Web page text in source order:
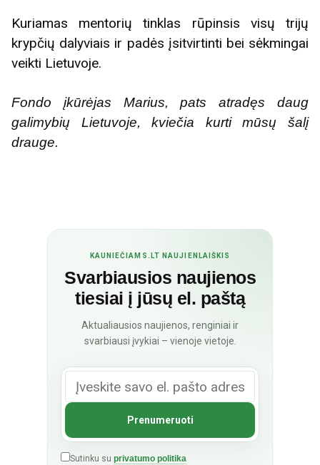
Kuriamas mentorių tinklas rūpinsis visų trijų
krypčių dalyviais ir padės įsitvirtinti bei sėkmingai
veikti Lietuvoje.
Fondo įkūrėjas Marius, pats atradęs daug
galimybių Lietuvoje, kviečia kurti mūsų šalį
drauge.
KAUNIEČIAMS.LT NAUJIENLAIŠKIS
Svarbiausios naujienos
tiesiai į jūsų el. paštą
Aktualiausios naujienos, renginiai ir
svarbiausi įvykiai – vienoje vietoje.
Sutinku su privatumo politika